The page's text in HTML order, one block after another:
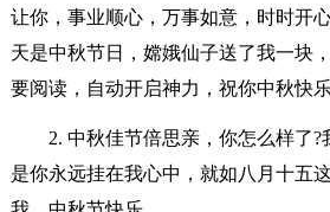
让你，事业顺心，万事如意，时时开
天是中秋节日，嫦娥仙子送了我一块
要阅读，自动开启神力，祝你中秋快乐
2. 中秋佳节倍思亲，你怎么样了
是你永远挂在我心中，就如八月十五